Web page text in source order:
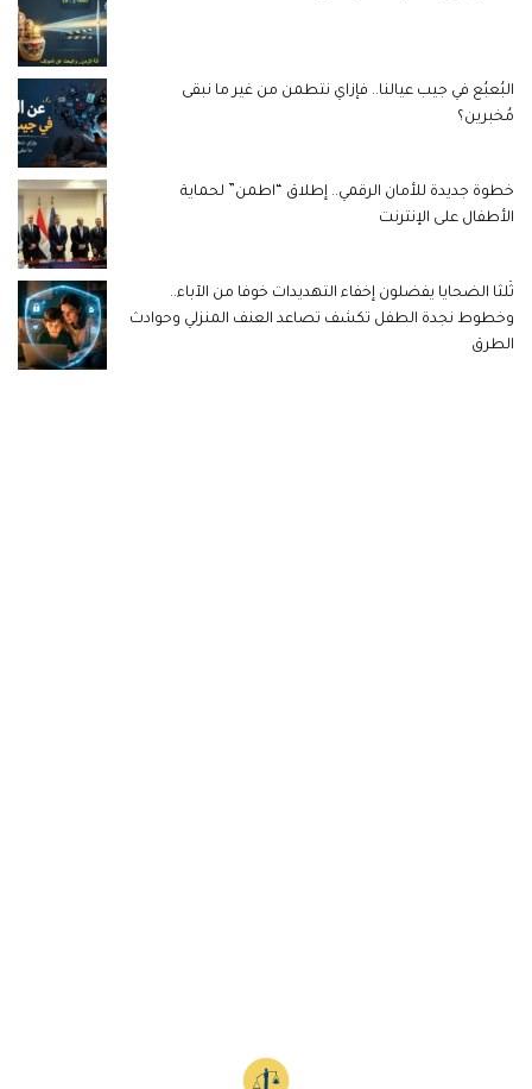
البُعبُع في جيب عيالنا.. فإزاي نتطمن من غير ما نبقى
مُخبرين؟
خطوة جديدة للأمان الرقمي.. إطلاق “اطمن” لحماية
الأطفال على الإنترنت
ثُلثا الضحايا يفضلون إخفاء التهديدات خوفا من الآباء..
وخطوط نجدة الطفل تكشف تصاعد العنف المنزلي وحوادث
الطرق